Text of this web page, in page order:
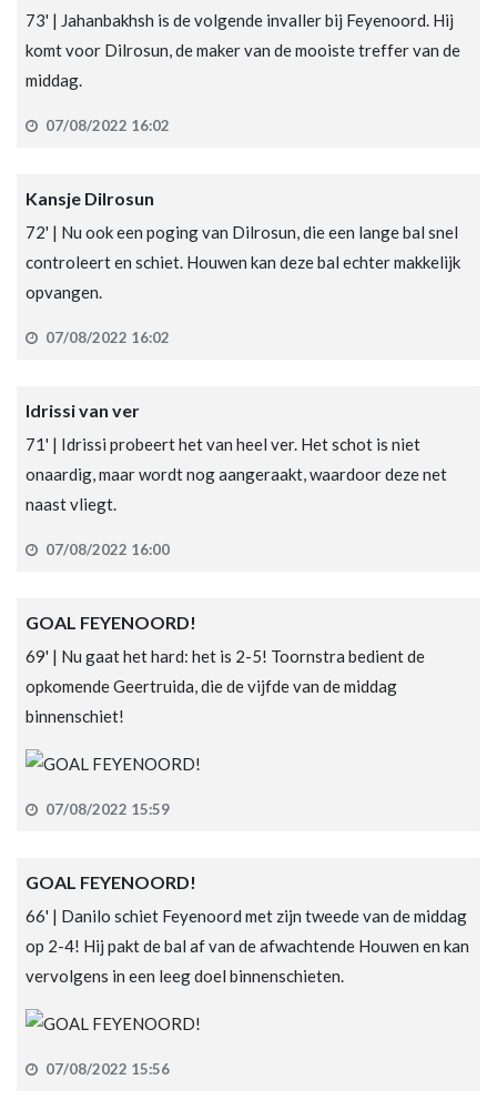
73' | Jahanbakhsh is de volgende invaller bij Feyenoord. Hij
komt voor Dilrosun, de maker van de mooiste treffer van de
middag.
07/08/2022 16:02
Kansje Dilrosun
72' | Nu ook een poging van Dilrosun, die een lange bal snel
controleert en schiet. Houwen kan deze bal echter makkelijk
opvangen.
07/08/2022 16:02
Idrissi van ver
71' | Idrissi probeert het van heel ver. Het schot is niet
onaardig, maar wordt nog aangeraakt, waardoor deze net
naast vliegt.
07/08/2022 16:00
GOAL FEYENOORD!
69' | Nu gaat het hard: het is 2-5! Toornstra bedient de
opkomende Geertruida, die de vijfde van de middag
binnenschiet!
07/08/2022 15:59
GOAL FEYENOORD!
66' | Danilo schiet Feyenoord met zijn tweede van de middag
op 2-4! Hij pakt de bal af van de afwachtende Houwen en kan
vervolgens in een leeg doel binnenschieten.
07/08/2022 15:56